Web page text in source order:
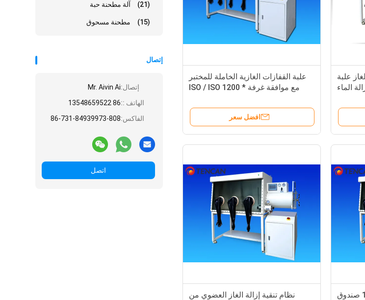
آلة مطحنة حبة (21)
مطحنة مسحوق (15)
إتصال
إتصال:Mr. Aivin Ai
الهاتف ::86 13548659522
الفاكس:86-731-84939973-808
اتصل
علبة القفازات الغازية الخاملة للمختبر
مع موافقة غرفة ISO / ISO 1200 *
افضل سعر
علبة
الماء
نظام تنقية إزالة الغاز العضوي من
8 منافذ 1900x1200x930mm صندوق